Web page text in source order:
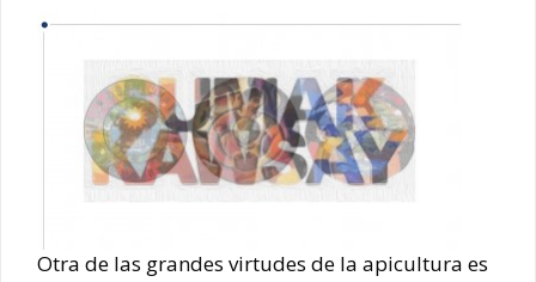
Otra de las grandes virtudes de la apicultura es